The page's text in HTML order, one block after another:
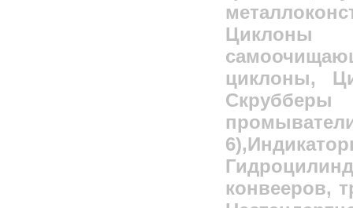
Циклоны
циклоны,
конвееров,